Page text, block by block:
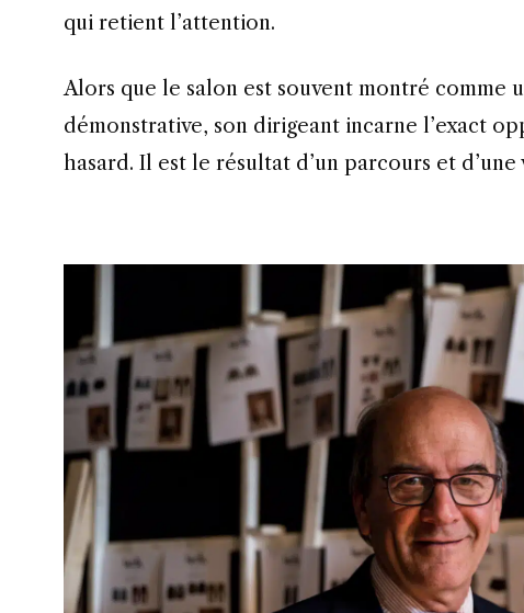
qui retient l’attention.
Alors que le salon est souvent montré comme un espace d’expression
démonstrative, son dirigeant incarne l’exact
hasard. Il est le résultat d’un parcours et d’une